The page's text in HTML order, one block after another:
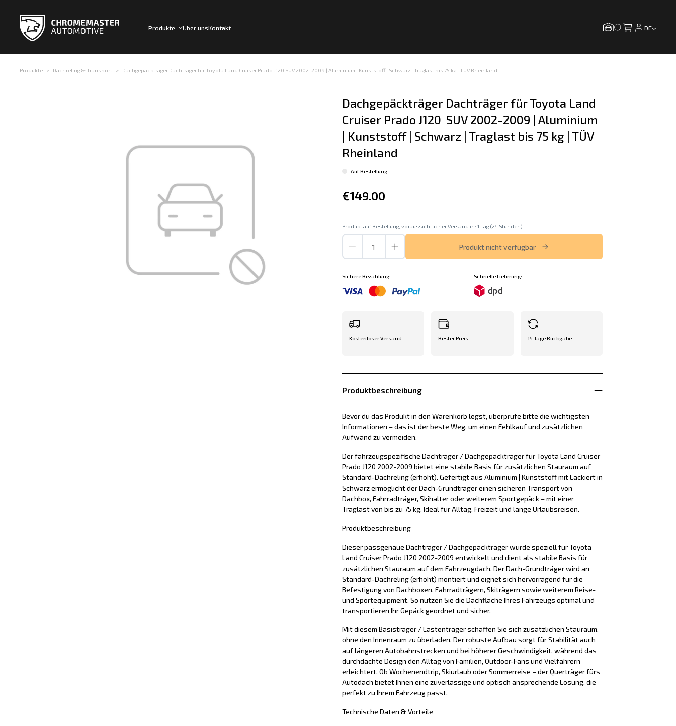
Produkte Über unsKontakt DE
Produkte Dachreling & Transport Dachgepäckträger Dachträger für Toyota Land Cruiser Prado J120 SUV 2002-2009 | Aluminium | Kunststoff | Schwarz | Traglast bis 75 kg | TÜV Rheinland
Dachgepäckträger Dachträger für Toyota Land
Cruiser Prado J120  SUV 2002-2009 | Aluminium
| Kunststoff | Schwarz | Traglast bis 75 kg | TÜV
Rheinland
Auf Bestellung
€149.00
Produkt auf Bestellung, voraussichtlicher Versand in: 1 Tag (24 Stunden)
Produkt nicht verfügbar
Sichere Bezahlung: Schnelle Lieferung:
Kostenloser Versand Bester Preis 14 Tage Rückgabe
Produktbeschreibung
Bevor du das Produkt in den Warenkorb legst, überprüfe bitte die wichtigsten
Informationen – das ist der beste Weg, um einen Fehlkauf und zusätzlichen
Aufwand zu vermeiden.
Der fahrzeugspezifische Dachträger / Dachgepäckträger für Toyota Land Cruiser
Prado J120 2002-2009 bietet eine stabile Basis für zusätzlichen Stauraum auf
Standard-Dachreling (erhöht). Gefertigt aus Aluminium | Kunststoff mit Lackiert in
Schwarz ermöglicht der Dach-Grundträger einen sicheren Transport von
Dachbox, Fahrradträger, Skihalter oder weiterem Sportgepäck – mit einer
Traglast von bis zu 75 kg. Ideal für Alltag, Freizeit und lange Urlaubsreisen.
Produktbeschreibung
Dieser passgenaue Dachträger / Dachgepäckträger wurde speziell für Toyota
Land Cruiser Prado J120 2002-2009 entwickelt und dient als stabile Basis für
zusätzlichen Stauraum auf dem Fahrzeugdach. Der Dach-Grundträger wird an
Standard-Dachreling (erhöht) montiert und eignet sich hervorragend für die
Befestigung von Dachboxen, Fahrradträgern, Skiträgern sowie weiterem Reise-
und Sportequipment. So nutzen Sie die Dachfläche Ihres Fahrzeugs optimal und
transportieren Ihr Gepäck geordnet und sicher.
Mit diesem Basisträger / Lastenträger schaffen Sie sich zusätzlichen Stauraum,
ohne den Innenraum zu überladen. Der robuste Aufbau sorgt für Stabilität auch
auf längeren Autobahnstrecken und bei höherer Geschwindigkeit, während das
durchdachte Design den Alltag von Familien, Outdoor-Fans und Vielfahrern
erleichtert. Ob Wochenendtrip, Skiurlaub oder Sommerreise – der Querträger fürs
Autodach bietet Ihnen eine zuverlässige und optisch ansprechende Lösung, die
perfekt zu Ihrem Fahrzeug passt.
Technische Daten & Vorteile